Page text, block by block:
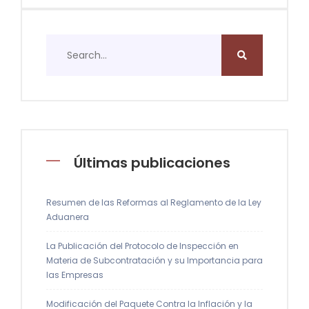
Últimas publicaciones
Resumen de las Reformas al Reglamento de la Ley
Aduanera
La Publicación del Protocolo de Inspección en
Materia de Subcontratación y su Importancia para
las Empresas
Modificación del Paquete Contra la Inflación y la